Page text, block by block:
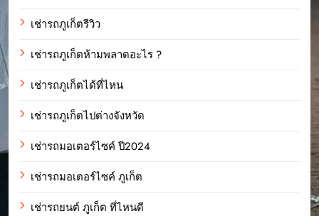
เช่ารถภูเก็ตรีวิว
เช่ารถภูเก็ตห้ามพลาดอะไร ?
เช่ารถภูเก็ตได้ที่ไหน
เช่ารถภูเก็ตไปต่างจังหวัด
เช่ารถมอเตอร์ไซค์ ปี2024
เช่ารถมอเตอร์ไซค์ ภูเก็ต
เช่ารถยนต์ ภูเก็ต ที่ไหนดี